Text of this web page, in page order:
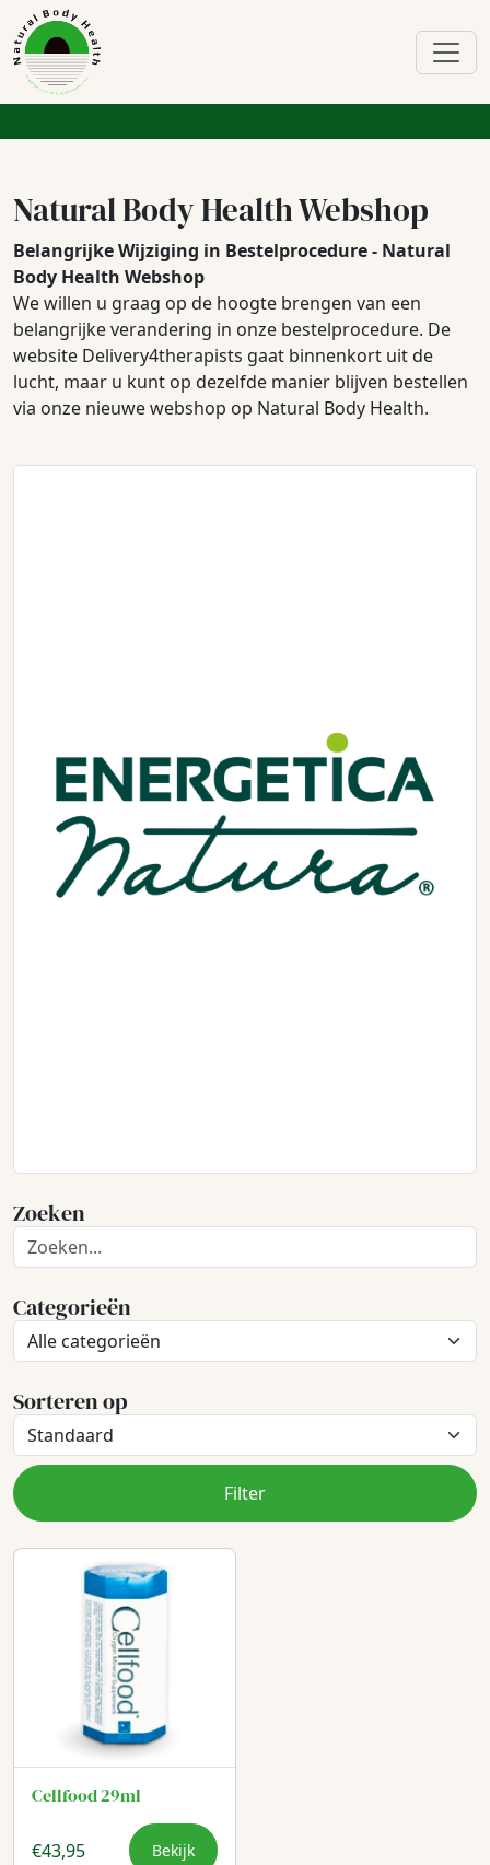
Natural Body Health Webshop
Belangrijke Wijziging in Bestelprocedure - Natural
Body Health Webshop
We willen u graag op de hoogte brengen van een
belangrijke verandering in onze bestelprocedure. De
website Delivery4therapists gaat binnenkort uit de
lucht, maar u kunt op dezelfde manier blijven bestellen
via onze nieuwe webshop op Natural Body Health.
Zoeken
Categorieën
Sorteren op
Filter
Cellfood 29ml
€43,95 Bekijk